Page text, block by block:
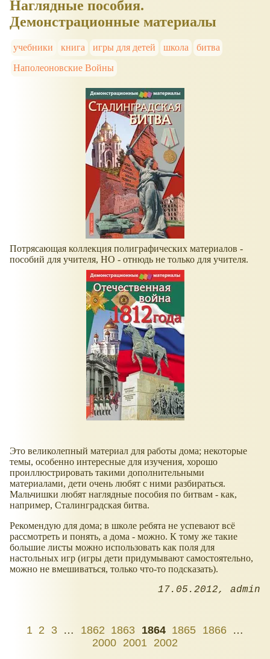
Наглядные пособия.
Демонстрационные материалы
учебники книга игры для детей школа
битва
Наполеоновские Войны
Потрясающая коллекция полиграфических материалов -
пособий для учителя, НО - отнюдь не только для учителя.
Это великолепный материал для работы дома; некоторые
темы, особенно интересные для изучения, хорошо
проиллюстрировать такими дополнительными
материалами, дети очень любят с ними разбираться.
Мальчишки любят наглядные пособия по битвам - как,
например, Сталинградская битва.
Рекомендую для дома; в школе ребята не успевают всё
рассмотреть и понять, а дома - можно. К тому же такие
большие листы можно использовать как поля для
настольных игр (игры дети придумывают самостоятельно,
можно не вмешиваться, только что-то подсказать).
17.05.2012 admin
1 2 3 … 1862 1863 1864 1865 1866
…
2000 2001 2002